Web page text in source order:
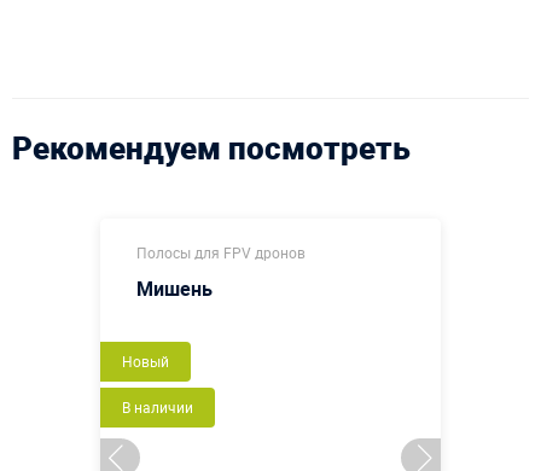
Рекомендуем посмотреть
Полосы для FPV дронов
Мишень
Новый
В наличии